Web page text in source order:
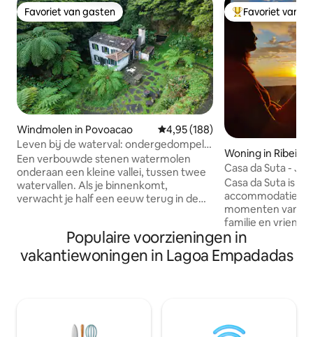
Favoriet van gasten
Favoriet van gasten
Windmolen in Povoacao Gemiddelde beoordeling van
4,95 (188)
Leven bij de waterval: ondergedompeld
in de afgelegen natuur
Een verbouwde stenen watermolen
onderaan een kleine vallei, tussen twee
watervallen. Als je binnenkomt,
verwacht je half een eeuw terug in de
wat je 's ochtends hoort. Je laat de auto
op een oude brug erboven staan en
loopt over een kort rustiek pad;
steeds is, maar hier ben je in je eigen
Topfavoriet van
Favoriet van
Woning in Ribeira
Casa da Suta -
zee
Casa da Suta is
accommodatie
momenten van
familie en
rustige plek met
over de zee en
eiland São
bovenste
Populaire voorzieningen in
vakantiewoningen in Lagoa Empadadas